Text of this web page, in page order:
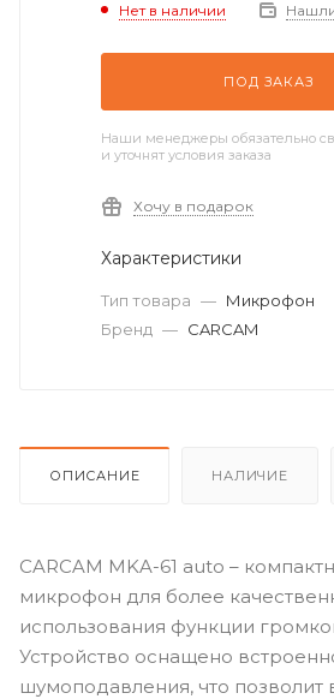
Нет в наличии
ПОД ЗАКАЗ
Наши менеджеры обязательно
и уточнят условия заказа
Хочу в подарок
Характеристики
Тип товара — Микрофон
Бренд — CARCAM
ОПИСАНИЕ НАЛИЧИЕ
CARCAM MKA-61 auto –
микрофон для более
использования функции
Устройство оснащено
шумоподавления, что позволит